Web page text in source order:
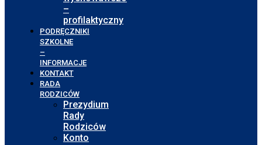
–
profilaktyczny
PODRĘCZNIKI
SZKOLNE
–
INFORMACJE
KONTAKT
RADA
RODZICÓW
Prezydium
Rady
Rodziców
Konto